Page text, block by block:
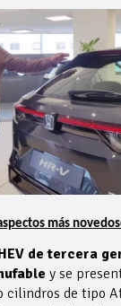
más
de tercera
y se
cilindros de tipo